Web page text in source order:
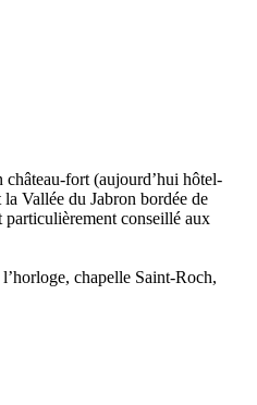
fort (aujourd’hui hôtel-
Vallée du Jabron bordée de
particulièrement conseillé aux
chapelle Saint-Roch,